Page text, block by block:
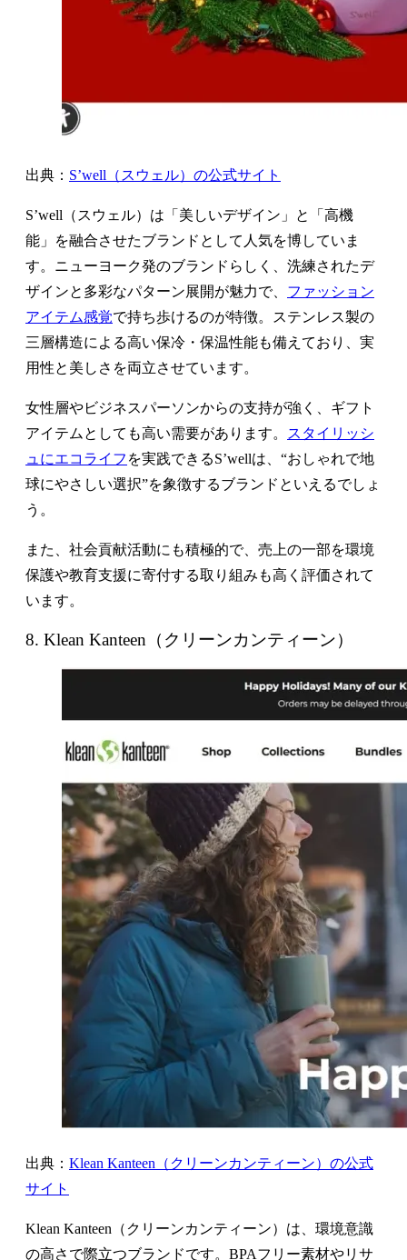
出典： S’well（スウェル）の公式サイト
S’well（スウェル）は「美しいデザイン」と「高機
能」を融合させたブランドとして人気を博していま
す。ニューヨーク発のブランドらしく、洗練されたデ
ザインと多彩なパターン展開が魅力で、 ファッション
アイテム感覚で持ち歩けるのが特徴。ステンレス製の
三層構造による高い保冷・保温性能も備えており、実
用性と美しさを両立させています。
女性層やビジネスパーソンからの支持が強く、ギフト
アイテムとしても高い需要があります。
スタイリッシ
ュにエコライフ を実践できるS’wellは、“おしゃれで地
球にやさしい選択”を象徴するブランドといえるでしょ
う。
また、社会貢献活動にも積極的で、売上の一部を環境
保護や教育支援に寄付する取り組みも高く評価されて
います。
8. Klean Kanteen（クリーンカンティーン）
出典： Klean Kanteen（クリーンカンティーン）の公式
サイト
Klean Kanteen（クリーンカンティーン）は、環境意識
の高さで際立つブランドです。BPAフリー素材やリサ